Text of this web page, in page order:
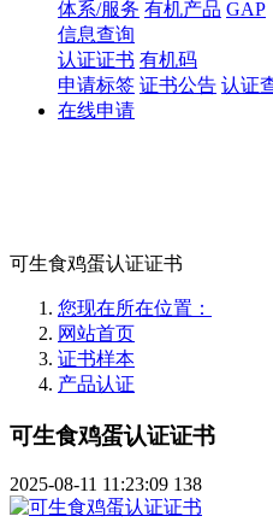
体系/服务 有机产品 GAP
信息查询
认证证书 有机码
申请标签 证书公告 认证
在线申请
可生食鸡蛋认证证书
您现在所在位置：
网站首页
证书样本
产品认证
可生食鸡蛋认证证书
2025-08-11 11:23:09 138